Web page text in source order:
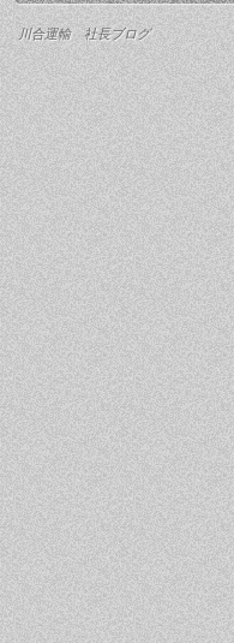
川合運輸 社長ブログ